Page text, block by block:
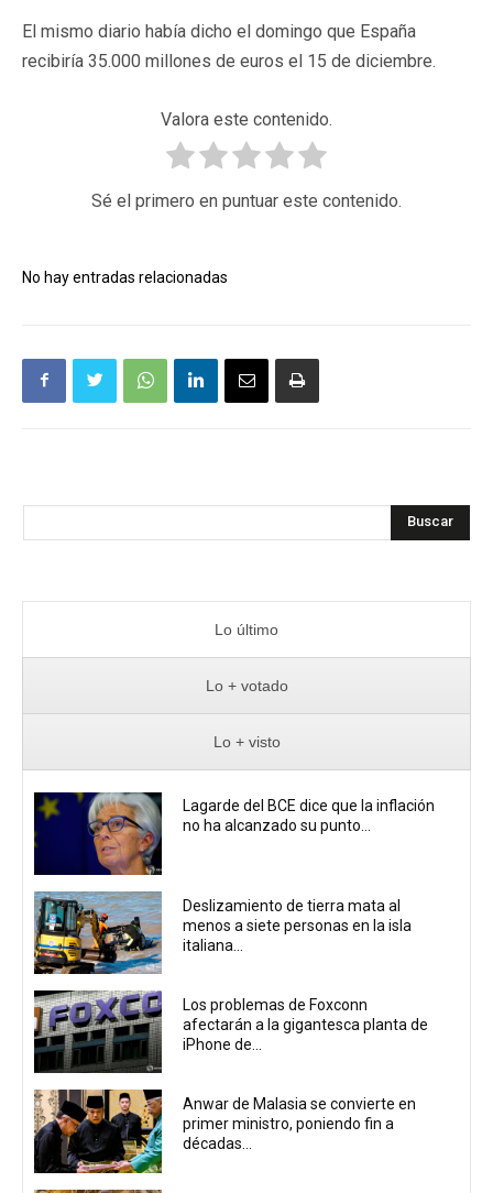
El mismo diario había dicho el domingo que España
recibiría 35.000 millones de euros el 15 de diciembre.
Valora este contenido.
Sé el primero en puntuar este contenido.
No hay entradas relacionadas
Buscar
Lo último
Lo + votado
Lo + visto
Lagarde del BCE dice que la inflación
no ha alcanzado su punto...
Deslizamiento de tierra mata al
menos a siete personas en la isla
italiana...
Los problemas de Foxconn
afectarán a la gigantesca planta de
iPhone de...
Anwar de Malasia se convierte en
primer ministro, poniendo fin a
décadas...